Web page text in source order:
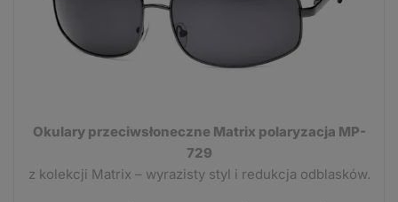
Okulary przeciwsłoneczne Matrix polaryzacja MP-
729
z kolekcji Matrix – wyrazisty styl i redukcja odblasków.